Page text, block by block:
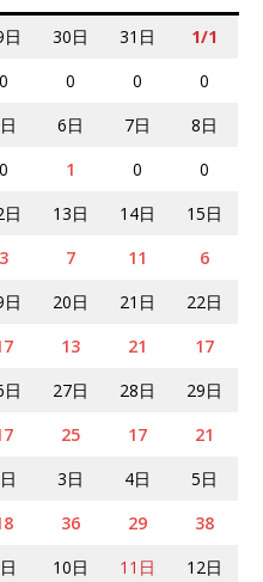
日 30日 31日
1/1
0 0 0
0
6日 7日
8日
0 1 0
0
日 13日 14日
15日
3 7 11
6
日 20日 21日
22日
13 21
17
日 27日 28日
29日
25 17
21
3日 4日
5日
36 29
38
10日 11日
12日